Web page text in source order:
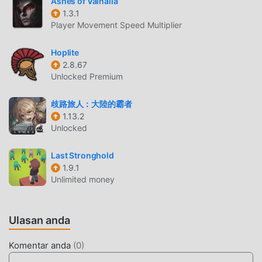
GAMEPLAY UNIK
Battle Night Sebagai game terkenal rpg ,gameplaynya yang
unik telah membantunya mendapatkan banyak penggemar
di seluruh dunia. Tidak seperti tradisional rpg game,
sehingga Anda dapat dengan mudah memulai seluruh
permainan dan menikmati kesenangan yang dibawa secara
klasik rpg game Battle Night 1.9.4. Pada saat yang sama,
rpg pecinta game, memungkinkan Anda untuk
berkomunikasi dan berbagi dengan semua rpg pecinta
game di seluruh dunia, tunggu apa lagi, bergabunglah
semua mitra global menjadi bahagia
LAYAR INDAH
1.3.1
Player Movement Speed Multiplier
Hoplite
2.8.67
Unlocked Premium
歧路旅人：大陸的霸者
1.13.2
Unlocked
Last Stronghold
1.9.1
Unlimited money
Ulasan anda
Komentar anda (0)